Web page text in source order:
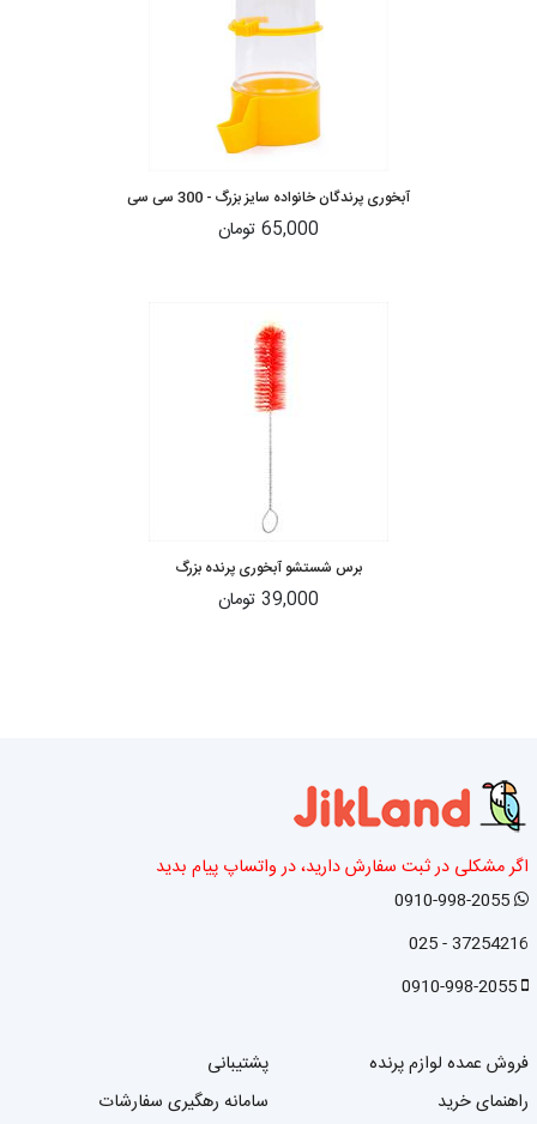
آبخوری پرندگان خانواده سایز بزرگ - 300 سی سی
65,000 تومان
برس شستشو آبخوری پرنده بزرگ
39,000 تومان
اگر مشکلی در ثبت سفارش دارید، در واتساپ پیام بدید
0910-998-2055
37254216 - 025
0910-998-2055
فروش عمده لوازم پرنده
راهنمای خرید
پشتیبانی
سامانه رهگیری سفارشات